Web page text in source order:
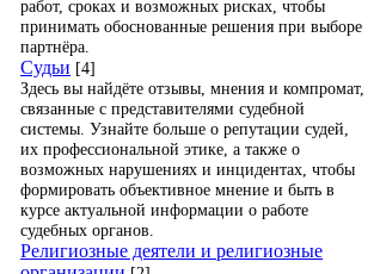
работ, сроках и возможных рисках, чтобы
принимать обоснованные решения при выборе
партнёра.
Судьи [4]
Здесь вы найдёте отзывы, мнения и компромат,
связанные с представителями судебной
системы. Узнайте больше о репутации судей,
их профессиональной этике, а также о
возможных нарушениях и инцидентах, чтобы
формировать объективное мнение и быть в
курсе актуальной информации о работе
судебных органов.
Религиозные деятели и религиозные